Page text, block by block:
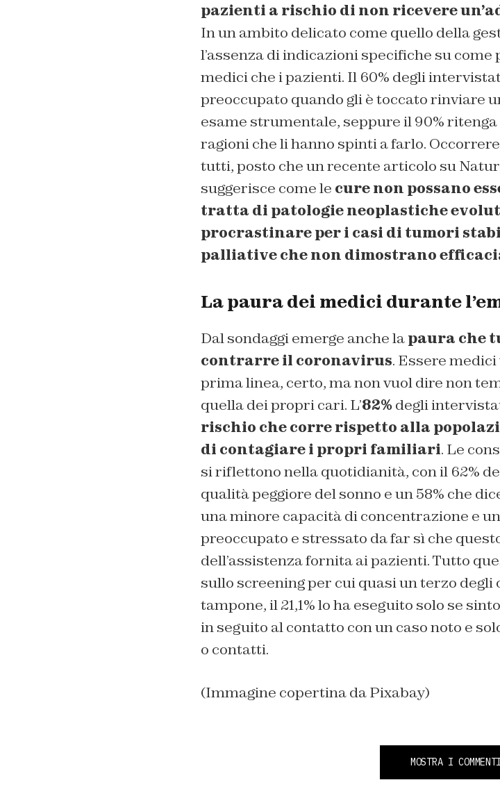
pazienti a rischio di non ricevere
In un ambito delicato come quello della
l’assenza di indicazioni specifiche su
medici che i pazienti. Il 60% degli
preoccupato quando gli è toccato rinviare
esame strumentale, seppure il 90%
ragioni che li hanno spinti a farlo.
tutti, posto che un recente articolo su
suggerisce come le cure non possano
tratta di patologie neoplastiche
procrastinare per i casi di tumori
palliative che non dimostrano
La paura dei medici durante
Dal sondaggi emerge anche lapaura che
contrarre il coronavirus. Essere
prima linea, certo, ma non vuol dire non
quella dei propri cari. L’82% degli
rischio che corre rispetto alla
di contagiare i propri familiari. Le
si riflettono nella quotidianità, con il 62%
qualità peggiore del sonno e un 58% che
una minore capacità di concentrazione e
preoccupato e stressato da far sì che
dell’assistenza fornita ai pazienti. Tutto
sullo screening per cui quasi un terzo degli
tampone, il 21,1% lo ha eseguito solo se
in seguito al contatto con un caso noto e
o contatti.
(Immagine copertina da Pixabay)
MOSTRA I COMMENTI